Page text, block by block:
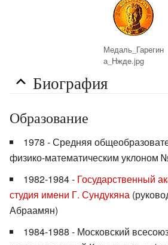
Медаль_Гарегин
а_Нжде.jpg
Биография
Образование
1978 - Средняя
физико-математическим уклоном
1982-1984 - Государственный
студия имени Г. Сундукяна
Абраамян)
1984-1988 - Московский